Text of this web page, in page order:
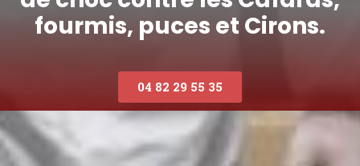
fourmis, puces et Cirons.
04 82 29 55 35